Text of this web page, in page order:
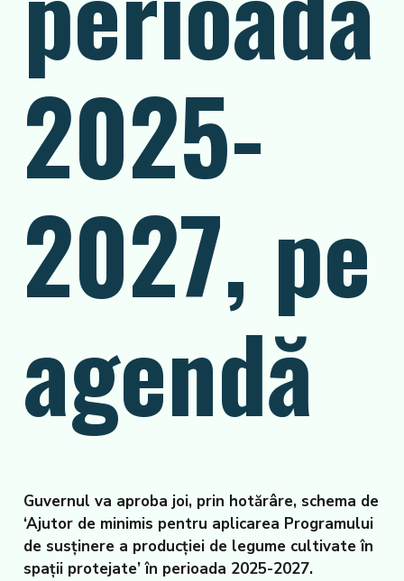
2025-
2027, pe
agendă
Guvernul va aproba joi, prin hotărâre, schema de
‘Ajutor de minimis pentru aplicarea Programului
de susținere a producției de legume cultivate în
spații protejate’ în perioada 2025-2027.